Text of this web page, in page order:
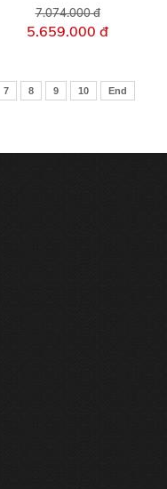
7.074.000 đ
5.659.000 đ
7 8 9 10 End